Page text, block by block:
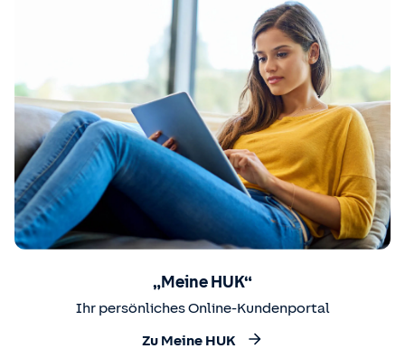
„Meine HUK“
Ihr persönliches Online-Kundenportal
Zu Meine HUK